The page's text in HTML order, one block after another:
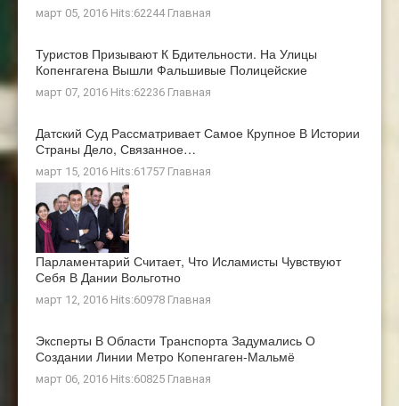
март 05, 2016 Hits:62244 Главная
Туристов Призывают К Бдительности. На Улицы
Копенгагена Вышли Фальшивые Полицейские
март 07, 2016 Hits:62236 Главная
Датский Суд Рассматривает Самое Крупное В Истории
Страны Дело, Связанное…
март 15, 2016 Hits:61757 Главная
Парламентарий Считает, Что Исламисты Чувствуют
Себя В Дании Вольготно
март 12, 2016 Hits:60978 Главная
Эксперты В Области Транспорта Задумались О
Создании Линии Метро Копенгаген-Мальмё
март 06, 2016 Hits:60825 Главная